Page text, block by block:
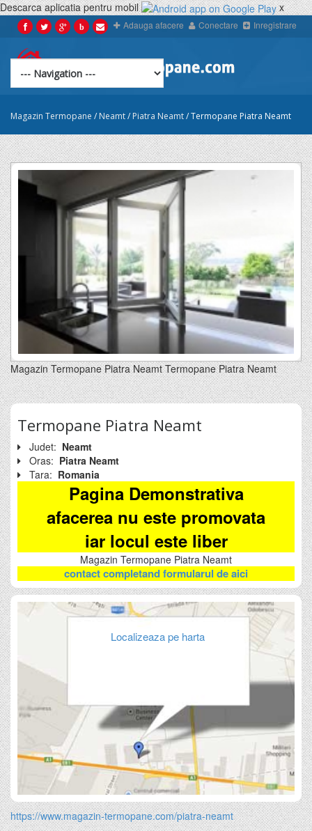
Descarca aplicatia pentru mobil x
b Adauga afacere Conectare Inregistrare
Magazin Termopane / Neamt/ Piatra Neamt/Termopane Piatra Neamt
Magazin Termopane Piatra Neamt Termopane Piatra Neamt
Termopane Piatra Neamt
Judet: Neamt
Oras: Piatra Neamt
Tara: Romania
Pagina Demonstrativa
afacerea nu este promovata
iar locul este liber
Magazin Termopane Piatra Neamt
contact completand formularul de aici
Localizeaza pe harta
https://www.magazin-termopane.com/piatra-neamt